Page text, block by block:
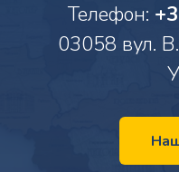
Телефон:
03058 вул.